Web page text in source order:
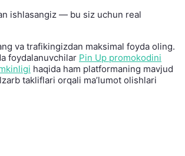
ishlasangiz — bu siz uchun real
va trafikingizdan maksimal foyda oling.
foydalanuvchilar Pin Up promokodini
haqida ham platformaning mavjud
takliflari orqali ma’lumot olishlari